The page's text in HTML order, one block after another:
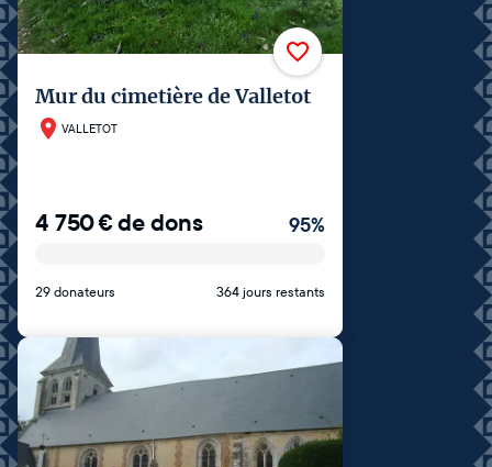
Mur du cimetière de Valletot
VALLETOT
4 750€de dons 95%
29 donateurs 364 jours restants